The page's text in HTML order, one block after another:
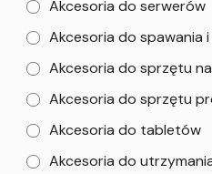
Akcesoria do serwerów
Akcesoria do spawania
Akcesoria do sprzętu
Akcesoria do sprzętu
Akcesoria do tabletów
Akcesoria do